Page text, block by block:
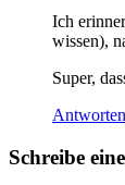
Ich
wissen),
Super,
Antworten
Schreibe